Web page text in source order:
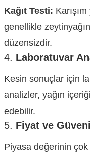
Kağıt Testi:
genellikle
düzensizdir.
4. Laboratuvar
Kesin sonuçlar için
analizler, yağın
edebilir.
5. Fiyat ve
Piyasa değerinin çok